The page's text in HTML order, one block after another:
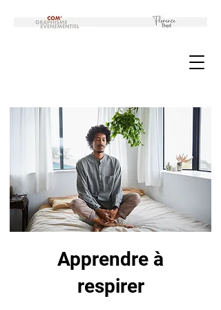
Apprendre à
respirer